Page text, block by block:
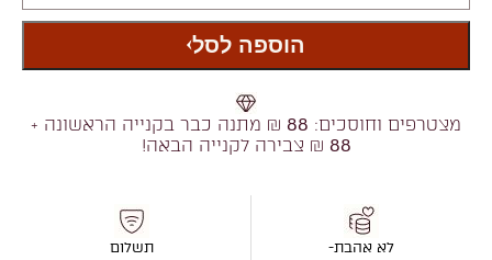
הוספה לסל
מצטרפים וחוסכים: 88 ₪ מתנה כבר בקנייה הראשונה +
88 ₪ צבירה לקנייה הבאה!
לא אהבת-
תשלום